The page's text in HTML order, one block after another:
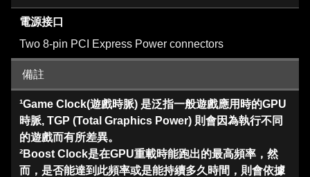
電源接口
Two 8-pin PCI Express Power connectors
備註
¹Game Clock(遊戲時脈) 是泛指一般遊戲應用時的GPU
時脈, TGP (Total Graphics Power) 則會因為執行不同
的遊戲而有所差異。
²Boost Clock是在GPU重載時能跑出的最高頻率，然
而，是否能達到此頻率或是能持續多久時間，則會依據